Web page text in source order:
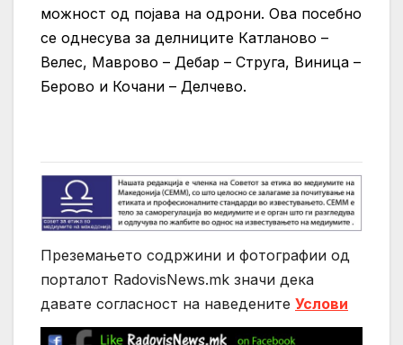
можност од појава на одрони. Ова посебно
се однесува за делниците Катланово –
Велес, Маврово – Дебар – Струга, Виница –
Берово и Кочани – Делчево.
Преземањето содржини и фотографии од
порталот RadovisNews.mk значи дека
давате согласност на нaведените Услови